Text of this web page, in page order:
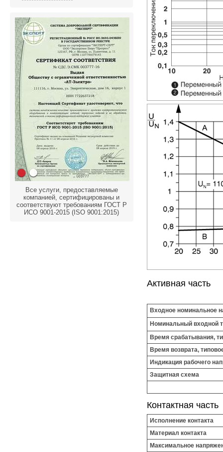
Все услуги, предоставляемые
компанией, сертифицированы и
соответствуют требованиям ГОСТ Р
ИСО 9001-2015 (ISO 9001:2015)
Активная часть
Входное номинальное
Номинальный входной
Время срабатывания,
Время возврата,
Индикация рабочего
Защитная схема
Контактная часть
Исполнение контакта
Материал контакта
Максимальное